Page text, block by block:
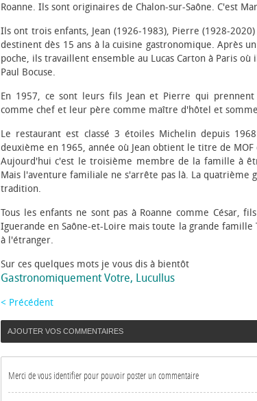
Roanne. Ils sont originaires de Chalon-sur-Saône. C'est
Ils ont trois enfants, Jean (1926-1983), Pierre (1928-
destinent dès 15 ans à la cuisine gastronomique. Après
poche, ils travaillent ensemble au Lucas Carton à Paris
Paul Bocuse.
En 1957, ce sont leurs fils Jean et Pierre qui
comme chef et leur père comme maître d'hôtel et
Le restaurant est classé 3 étoiles Michelin depuis
deuxième en 1965, année où Jean obtient le titre de MOF
Aujourd'hui c'est le troisième membre de la famille à
Mais l'aventure familiale ne s'arrête pas là. La
tradition.
Tous les enfants ne sont pas à Roanne comme César,
Iguerande en Saône-et-Loire mais toute la grande famille
à l'étranger.
Sur ces quelques mots je vous dis à bientôt
Gastronomiquement Votre, Lucullus
< Précédent
AJOUTER VOS COMMENTAIRES
Merci de vous identifier pour pouvoir poster un commentaire